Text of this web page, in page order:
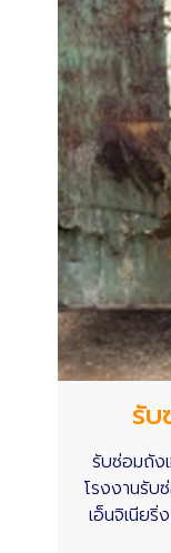
รับ
รับซ่อมถัง
โรงงานรั
เอ็นจิเนีย